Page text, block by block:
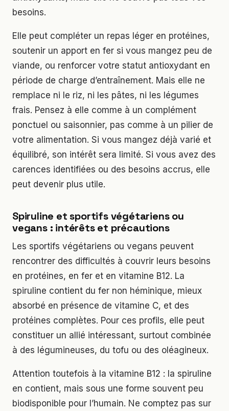
besoins.
Elle peut compléter un repas léger en protéines,
soutenir un apport en fer si vous mangez peu de
viande, ou renforcer votre statut antioxydant en
période de charge d’entraînement. Mais elle ne
remplace ni le riz, ni les pâtes, ni les légumes
frais. Pensez à elle comme à un complément
ponctuel ou saisonnier, pas comme à un pilier de
votre alimentation. Si vous mangez déjà varié et
équilibré, son intérêt sera limité. Si vous avez des
carences identifiées ou des besoins accrus, elle
peut devenir plus utile.
Spiruline et sportifs végétariens ou
vegans : intérêts et précautions
Les sportifs végétariens ou vegans peuvent
rencontrer des difficultés à couvrir leurs besoins
en protéines, en fer et en vitamine B12. La
spiruline contient du fer non héminique, mieux
absorbé en présence de vitamine C, et des
protéines complètes. Pour ces profils, elle peut
constituer un allié intéressant, surtout combinée
à des légumineuses, du tofu ou des oléagineux.
Attention toutefois à la vitamine B12 : la spiruline
en contient, mais sous une forme souvent peu
biodisponible pour l’humain. Ne comptez pas sur